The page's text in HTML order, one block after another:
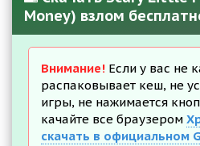
Money) взлом
Внимание! Если у вас не
распаковывает кеш, не
игры, не нажимается
качайте все браузером
скачать в официальном